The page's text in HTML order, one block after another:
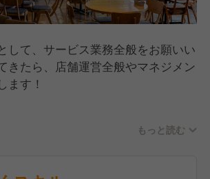
して、サービス業務全般をお願いい
きたら、店舗運営全般やマネジメン
ます！
方などさまざまなお客様にご利用い
揮してください！
もっと読む